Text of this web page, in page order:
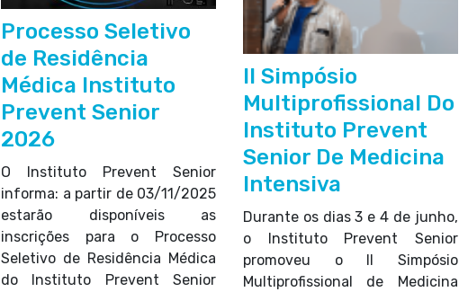
Processo Seletivo
de Residência
Médica Instituto
Prevent Senior
2026
O Instituto Prevent Senior
informa: a partir de 03/11/2025
estarão disponíveis as
inscrições para o Processo
Seletivo de Residência Médica
do Instituto Prevent Senior
II Simpósio
Multiprofissional Do
Instituto Prevent
Senior De Medicina
Intensiva
Durante os dias 3 e 4 de junho,
o Instituto Prevent Senior
promoveu o II Simpósio
Multiprofissional de Medicina